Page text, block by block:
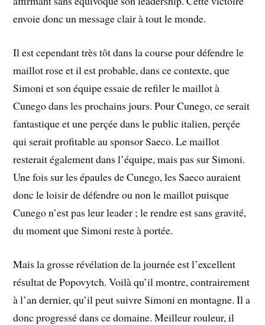
envoie donc un message clair à tout le monde.
Il est cependant très tôt dans la course pour défendre le
maillot rose et il est probable, dans ce contexte, que
Simoni et son équipe essaie de refiler le maillot à
Cunego dans les prochains jours. Pour Cunego, ce serait
fantastique et une perçée dans le public italien, perçée
qui serait profitable au sponsor Saeco. Le maillot
resterait également dans l’équipe, mais pas sur Simoni.
Une fois sur les épaules de Cunego, les Saeco auraient
donc le loisir de défendre ou non le maillot puisque
Cunego n’est pas leur leader ; le rendre est sans gravité,
du moment que Simoni reste à portée.
Mais la grosse révélation de la journée est l’excellent
résultat de Popovytch. Voilà qu’il montre, contrairement
à l’an dernier, qu’il peut suivre Simoni en montagne. Il a
donc progressé dans ce domaine. Meilleur rouleur, il